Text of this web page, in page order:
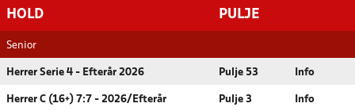
HOLD PULJE
Senior
Herrer Serie 4 - Efterår 2026 Pulje 53 Info
Herrer C (16+) 7:7 - 2026/Efterår Pulje 3 Info